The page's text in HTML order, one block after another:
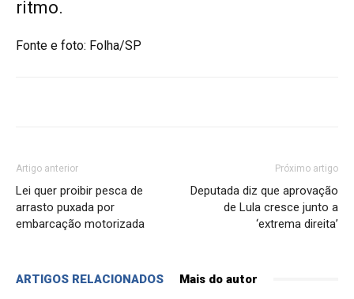
ritmo.
Fonte e foto: Folha/SP
Artigo anterior
Lei quer proibir pesca de
arrasto puxada por
embarcação motorizada
Próximo artigo
Deputada diz que aprovação
de Lula cresce junto a
‘extrema direita’
ARTIGOS RELACIONADOS Mais do autor